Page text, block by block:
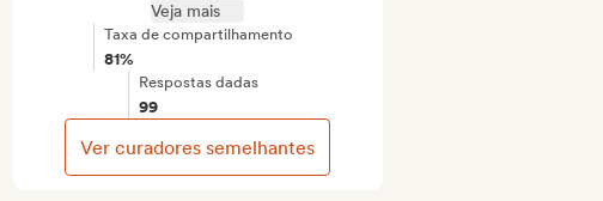
Veja mais
Taxa de compartilhamento
81%
Respostas dadas
99
Ver curadores semelhantes